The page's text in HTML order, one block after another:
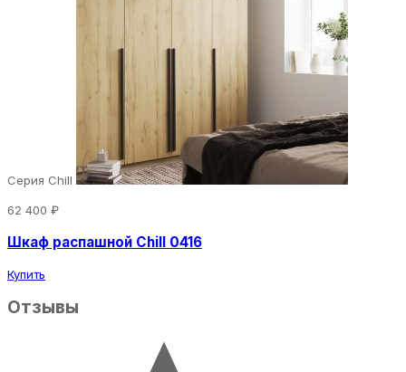
Серия Chill
62 400 ₽
Шкаф распашной Chill 0416
Купить
Отзывы